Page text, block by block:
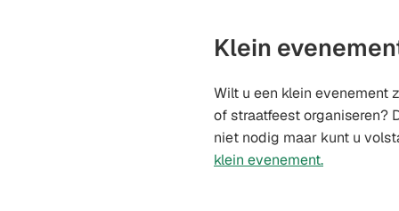
Klein
Wilt u een klein evenement
of straatfeest organiseren?
niet nodig maar kunt u
klein evenement.